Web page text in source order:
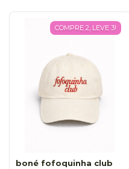
COMPRE 2, LEVE 3!
boné fofoquinha club